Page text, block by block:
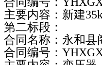
主要内容：新建
第二标段：
合同名称：永和县
合同编号：